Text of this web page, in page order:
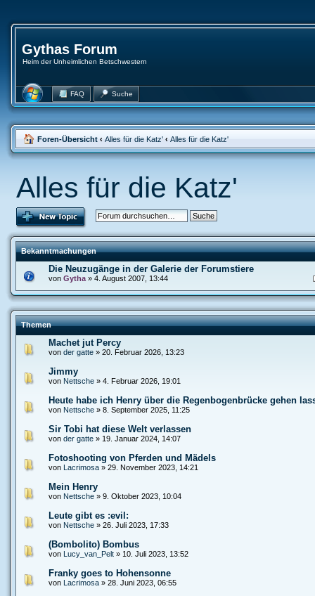
Gythas Forum
Heim der Unheimlichen Betschwestern
FAQ Suche
Foren-Übersicht ‹ Alles für die Katz' ‹ Alles für die Katz'
Alles für die Katz'
Bekanntmachungen
Die Neuzugänge in der Galerie der Forumstiere
von Gytha» 4. August 2007, 13:44
Themen
Machet jut Percy
von der gatte» 20. Februar 2026, 13:23
Jimmy
von Nettsche» 4. Februar 2026, 19:01
Heute habe ich Henry über die Regenbogenbrücke gehen
von Nettsche» 8. September 2025, 11:25
Sir Tobi hat diese Welt verlassen
von der gatte» 19. Januar 2024, 14:07
Fotoshooting von Pferden und Mädels
von Lacrimosa» 29. November 2023, 14:21
Mein Henry
von Nettsche» 9. Oktober 2023, 10:04
Leute gibt es :evil:
von Nettsche» 26. Juli 2023, 17:33
(Bombolito) Bombus
von Lucy_van_Pelt» 10. Juli 2023, 13:52
Franky goes to Hohensonne
von Lacrimosa» 28. Juni 2023, 06:55